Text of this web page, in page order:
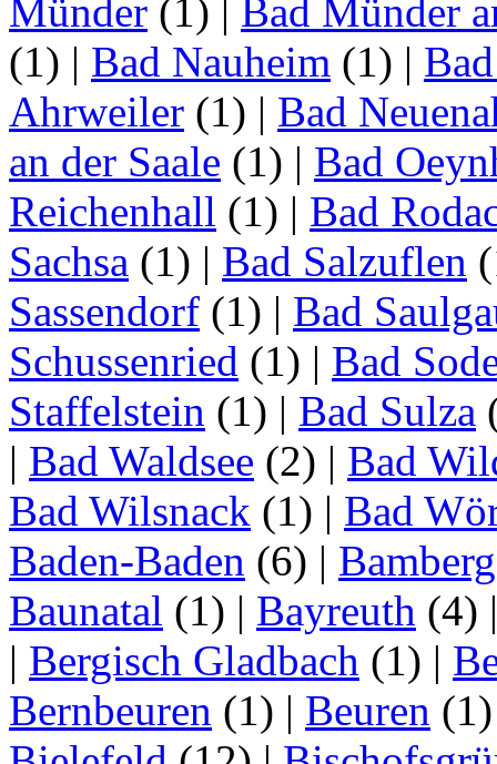
Münder (1) | Bad Münder
(1) | Bad Nauheim (1) |
Ahrweiler (1) | Bad
an der Saale (1) | Bad
Reichenhall (1) | Bad
Sachsa (1) | Bad Salzuflen
Sassendorf (1) | Bad
Schussenried (1) | Bad
Staffelstein (1) | Bad Sulza
| Bad Waldsee (2) | Bad
Bad Wilsnack (1) | Bad
Baden-Baden (6) | Bamberg
Baunatal (1) | Bayreuth (4)
| Bergisch Gladbach (1) |
Bernbeuren (1) | Beuren